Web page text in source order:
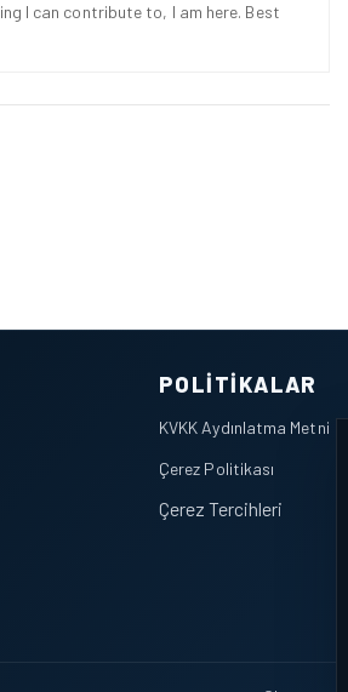
I can contribute to, I am here. Best
POLITIKALAR
KVKK Aydınlatma Metni
Çerez Politikası
Çerez Tercihleri